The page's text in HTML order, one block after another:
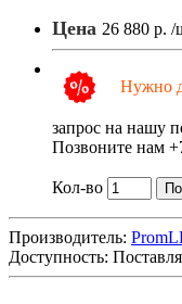
Цена 26 880 р. /
Нужно
запрос на нашу
Позвоните нам
Кол-во
Производитель:
Доступность: